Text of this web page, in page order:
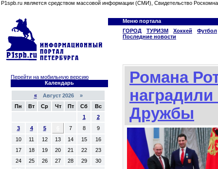
P1spb.ru является средством массовой информации (СМИ), Свидетельство
Меню портала
ГОРОД
ТУРИЗМ Хоккей
Футбол
Последние новости
Перейти на мобильную версию
Календарь
«Август 2026 »
Пн
Вт Ср Чт Пт Сб
Вс
1
2
3
4 5 7 8
9
10
11 12 13 14 15
16
17
18 19 20 21 22
23
24
25 26 27 28 29
30
Романа
Дружбы